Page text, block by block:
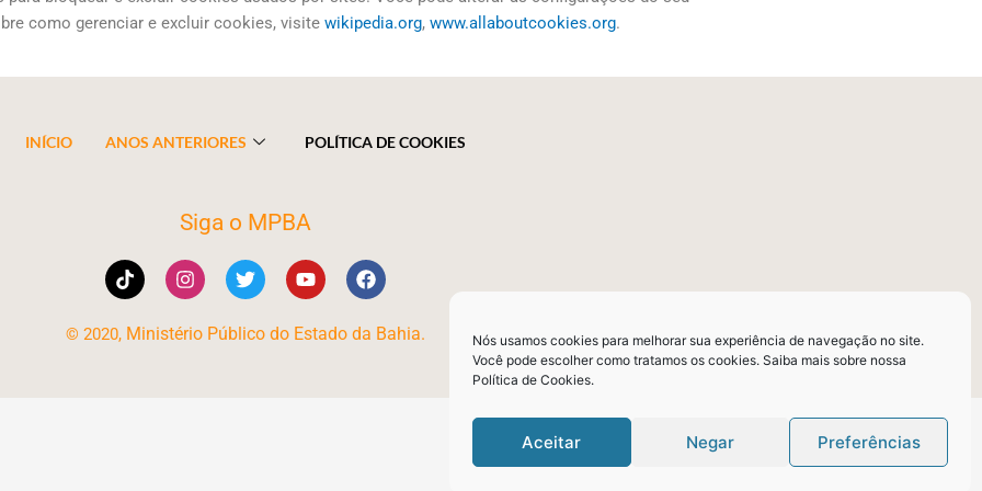
Nós usamos cookies para melhorar sua experiência de navegação no site.
Você pode escolher como tratamos os cookies. Saiba mais sobre nossa
Política de Cookies.
Aceitar Negar Preferências
como gerenciar e excluir cookies, visite wikipedia.org, www.allaboutcookies.org.
INÍCIO ANOS ANTERIORES POLÍTICA DE COOKIES
Siga o MPBA
T
i
k
t
o
I
n
s
t
a
T
w
i
t
t
Y
o
u
t
u
F
a
c
e
b
© 2020, Ministério Público do Estado da Bahia.